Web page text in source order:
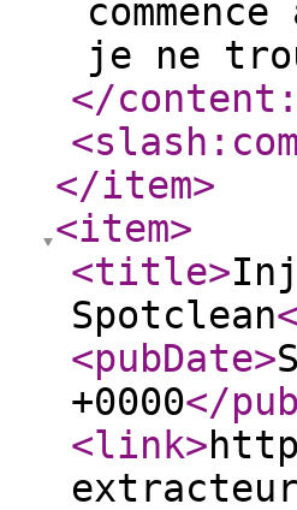
je ne
</
</item>
<item>
<title>
Spotclean
<pubDate>
+0000</
<link>